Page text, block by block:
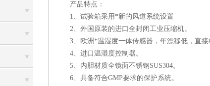
产品特点：
1、试验箱采用*新的风道系统设置
2、外国原装的进口全封闭工业压缩机。
3、欧洲*温湿度一体传感器，年漂移低，直接
4、进口温湿度控制器。
5、内胆材质全镜面不锈钢SUS304。
6、具备符合GMP要求的保护系统。